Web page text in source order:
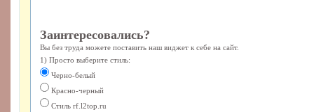
Заинтересовались?
Вы без труда можете поставить наш виджет к себе на сайт.
1) Просто выберите стиль:
Черно-белый
Красно-черный
Стиль rf.l2top.ru